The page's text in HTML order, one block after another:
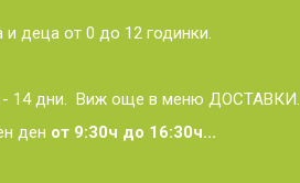
и деца от 0 до 12 годинки.
- 14 дни. Виж още в меню ДОСТАВКИ.
ден от 9:30ч до 16:30ч...